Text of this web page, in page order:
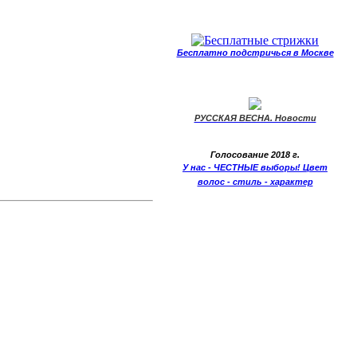
Бесплатно подстричься в Москве
РУССКАЯ ВЕСНА. Новости
Голосование 2018 г.
У нас - ЧЕСТНЫЕ выборы! Цвет
волос - стиль - характер